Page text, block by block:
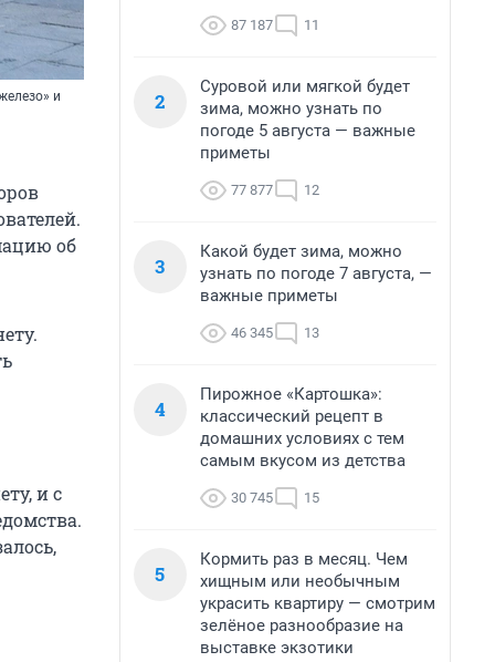
и
об
и с
87 187 11
2
Суровой или мягкой будет
зима, можно узнать по
погоде 5 августа — важные
приметы
77 877 12
3
Какой будет зима, можно
узнать по погоде 7 августа, —
важные приметы
46 345 13
4
Пирожное «Картошка»:
классический рецепт в
домашних условиях с тем
самым вкусом из детства
30 745 15
5
Кормить раз в месяц. Чем
хищным или необычным
украсить квартиру — смотрим
зелёное разнообразие на
выставке экзотики